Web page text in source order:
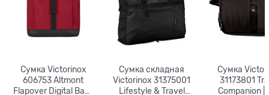
Сумка Victorinox
606753 Altmont
Flapover Digital Bag |
Сумка складная
Victorinox 31375001
Lifestyle & Travel
Сумка
31173801
Companion |